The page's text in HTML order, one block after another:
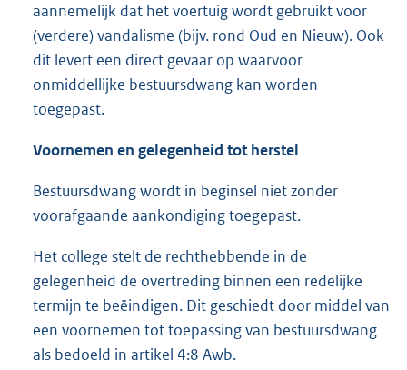
aannemelijk dat het voertuig wordt gebruikt voor
(verdere) vandalisme (bijv. rond Oud en Nieuw). Ook
dit levert een direct gevaar op waarvoor
onmiddellijke bestuursdwang kan worden
toegepast.
Voornemen en gelegenheid tot herstel
Bestuursdwang wordt in beginsel niet zonder
voorafgaande aankondiging toegepast.
Het college stelt de rechthebbende in de
gelegenheid de overtreding binnen een redelijke
termijn te beëindigen. Dit geschiedt door middel van
een voornemen tot toepassing van bestuursdwang
als bedoeld in artikel 4:8 Awb.